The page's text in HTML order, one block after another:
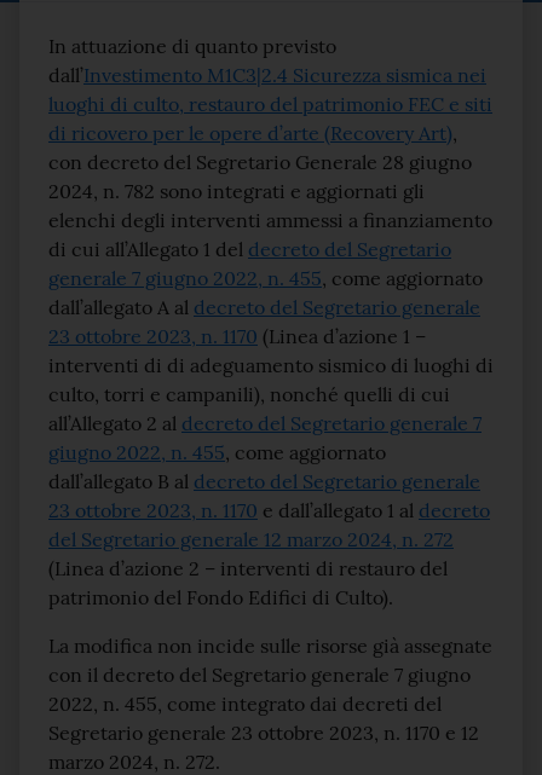
Testo del comunicato
In attuazione di quanto previsto
dall’Investimento M1C3|2.4 Sicurezza sismica nei
luoghi di culto, restauro del patrimonio FEC e siti
di ricovero per le opere d’arte (Recovery Art),
con decreto del Segretario Generale 28 giugno
2024, n. 782 sono integrati e aggiornati gli
elenchi degli interventi ammessi a finanziamento
di cui all’Allegato 1 del decreto del Segretario
generale 7 giugno 2022, n. 455, come aggiornato
dall’allegato A al decreto del Segretario generale
23 ottobre 2023, n. 1170 (Linea d’azione 1 –
interventi di di adeguamento sismico di luoghi di
culto, torri e campanili), nonché quelli di cui
all’Allegato 2 al decreto del Segretario generale 7
giugno 2022, n. 455, come aggiornato
dall’allegato B al decreto del Segretario generale
23 ottobre 2023, n. 1170 e dall’allegato 1 al decreto
del Segretario generale 12 marzo 2024, n. 272
(Linea d’azione 2 – interventi di restauro del
patrimonio del Fondo Edifici di Culto).
La modifica non incide sulle risorse già assegnate
con il decreto del Segretario generale 7 giugno
2022, n. 455, come integrato dai decreti del
Segretario generale 23 ottobre 2023, n. 1170 e 12
marzo 2024, n. 272.